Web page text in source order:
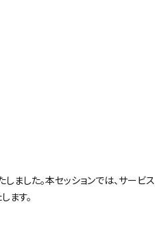
ました。本セッションでは、サービス
ます。